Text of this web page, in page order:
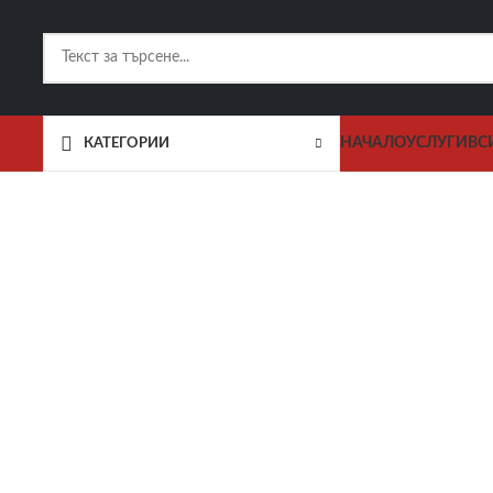
КАТЕГОРИИ НАЧАЛОУСЛУГИ